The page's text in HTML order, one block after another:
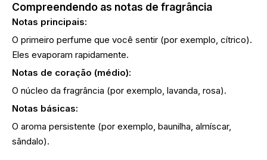
Compreendendo as notas de fragrância
Notas principais:
O primeiro perfume que você sentir (por exemplo, cítrico).
Eles evaporam rapidamente.
Notas de coração (médio):
O núcleo da fragrância (por exemplo, lavanda, rosa).
Notas básicas:
O aroma persistente (por exemplo, baunilha, almíscar,
sândalo).